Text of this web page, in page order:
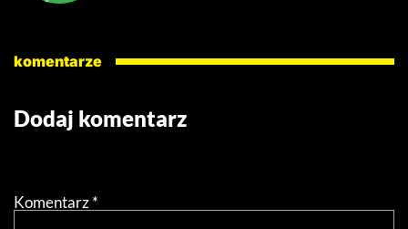
komentarze
Dodaj komentarz
Komentarz*